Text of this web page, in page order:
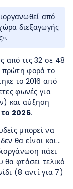
από
διεξαγωγής
από τις 32 σε 48
πρώτη φορά το
το 2016 από
φωνές για
και αύξηση
2026.
μπορεί να
θα είναι και…
πάει
φτάσει τελικό
(8 αντί για 7)